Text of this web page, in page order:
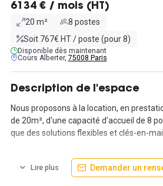
6134 € / mois (HT)
20 m²
8 postes
Soit 767€ HT / poste (pour 8)
Disponible dès maintenant
Cours Alberter, 75008 Paris
Description de l'espace
Nous proposons à la location, en
de 20m², d'une capacité d'accueil de 8
que des solutions flexibles et clés-en-
Tout est inclus dans le loyer : toutes les
connexion internet (fibré), l'accès aux
Lire plus Demander un